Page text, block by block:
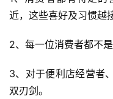
近，这些喜好及习惯越
2、每一位消费者都不是
3、对于便利店经营者
双刃剑。